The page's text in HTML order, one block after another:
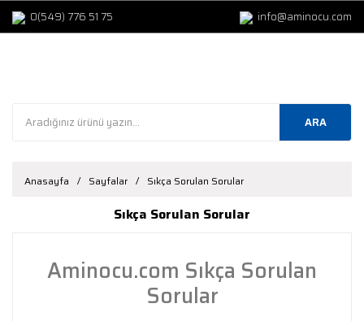
0(549) 776 51 75 info@aminocu.com
ARA
Anasayfa Sayfalar Sıkça Sorulan Sorular
Sıkça Sorulan Sorular
Aminocu.com Sıkça Sorulan
Sorular